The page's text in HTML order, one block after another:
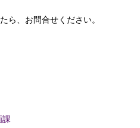
ら、お問合せください。
課